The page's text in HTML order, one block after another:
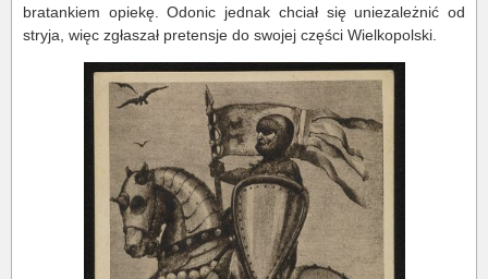
bratankiem opiekę. Odonic jednak chciał się uniezależnić od
stryja, więc zgłaszał pretensje do swojej części Wielkopolski.